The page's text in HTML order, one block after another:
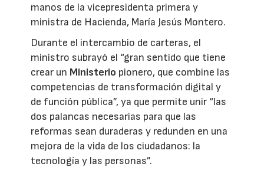
manos de la vicepresidenta primera y
ministra de Hacienda, María Jesús Montero.
Durante el intercambio de carteras, el
ministro subrayó el “gran sentido que tiene
crear un Ministerio pionero, que combine las
competencias de transformación digital y
de función pública”, ya que permite unir “las
dos palancas necesarias para que las
reformas sean duraderas y redunden en una
mejora de la vida de los ciudadanos: la
tecnología y las personas”.